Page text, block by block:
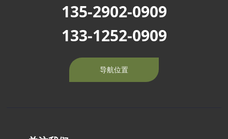
135-2902-0909
133-1252-0909
导航位置